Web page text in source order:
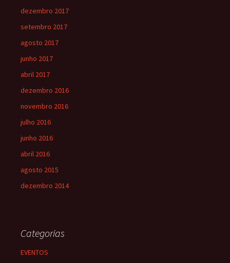
dezembro 2017
setembro 2017
agosto 2017
junho 2017
abril 2017
dezembro 2016
novembro 2016
julho 2016
junho 2016
abril 2016
agosto 2015
dezembro 2014
Categorias
EVENTOS